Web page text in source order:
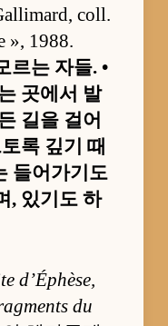
coll.
», 1988.
르는 자들. •
곳에서 발
길을 걸어
록 깊기 때
들어가기도
, 있기도 하
d’Éphèse,
du